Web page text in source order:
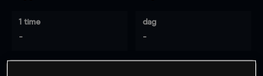
1 time
-
dag
-